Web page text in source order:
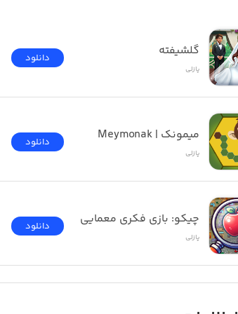
گلشیفته
پازلی
دانلود
میمونک | Meymonak
پازلی
دانلود
‏چیکو: بازی فکری معمایی
پازلی
دانلود